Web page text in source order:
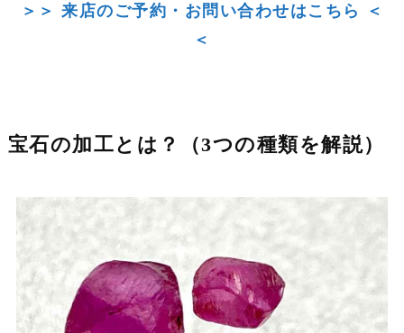
＞＞ 来店のご予約・お問い合わせはこちら ＜
＜
宝石の加工とは？（3つの種類を解説）